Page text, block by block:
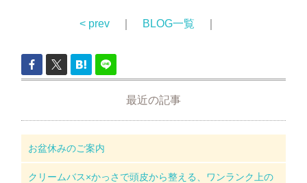
< prev BLOG一覧
最近の記事
お盆休みのご案内
クリームバス×かっさで頭皮から整える、ワンランク上の